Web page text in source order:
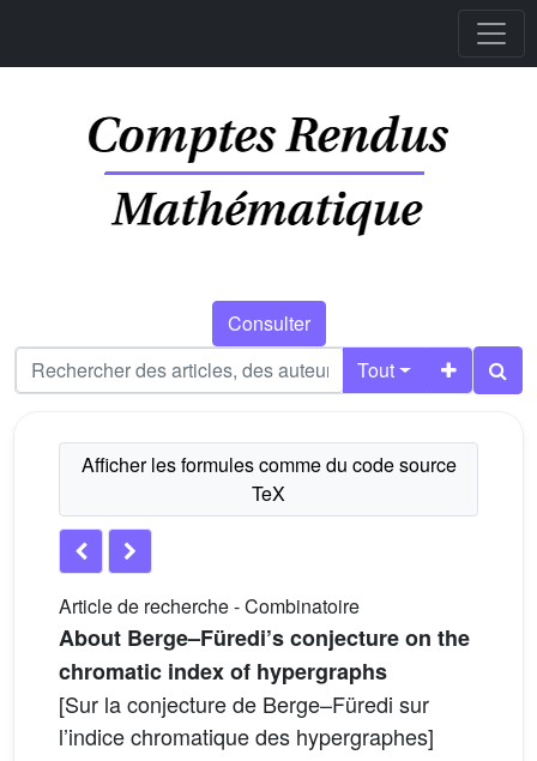
Consulter
Tout
Article de recherche - Combinatoire
About Berge–Füredi’s conjecture on the
chromatic index of hypergraphs
[Sur la conjecture de Berge–Füredi sur
l’indice chromatique des hypergraphes]